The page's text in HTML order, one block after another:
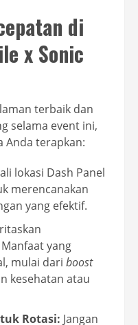
di
x Sonic
terbaik dan
selama event ini,
Anda terapkan:
lokasi Dash Panel
merencanakan
yang efektif.
yang
mulai dari boost
kesehatan atau
Rotasi: Jangan